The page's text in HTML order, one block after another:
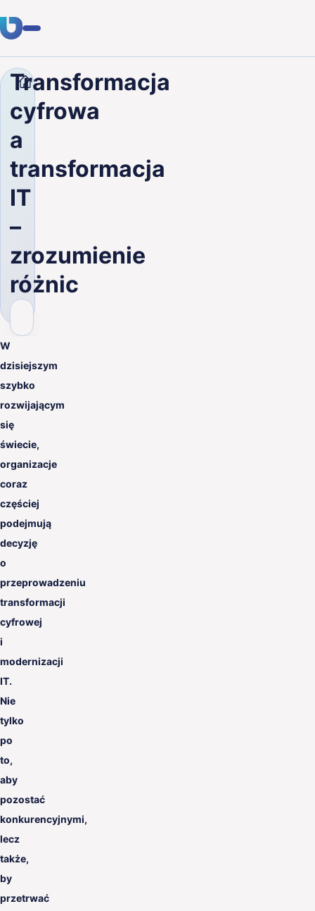
Usługi
Klienci
Branże
O nas
Firma Blog Transformacja cyfrowa a
Transformacja
cyfrowa
a
transformacja
IT
–
zrozumienie
różnic
W
dzisiejszym
szybko
rozwijającym
się
świecie,
organizacje
coraz
częściej
podejmują
decyzję
o
przeprowadzeniu
transformacji
cyfrowej
i
modernizacji
IT.
Nie
tylko
po
to,
aby
pozostać
konkurencyjnymi,
lecz
także,
by
przetrwać